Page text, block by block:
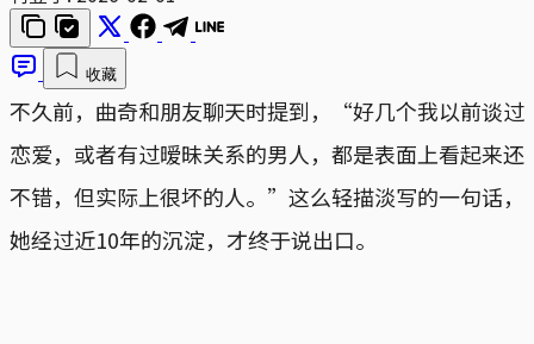
收藏
不久前，曲奇和朋友聊天时提到，“好几个我以前谈过
恋爱，或者有过暧昧关系的男人，都是表面上看起来还
不错，但实际上很坏的人。”这么轻描淡写的一句话，
她经过近10年的沉淀，才终于说出口。